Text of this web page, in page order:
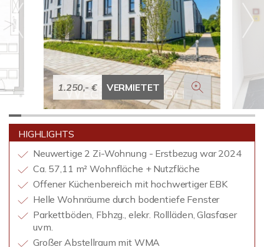
1.250,- € VERMIETET
HIGHLIGHTS
Neuwertige 2 Zi-Wohnung - Erstbezug war 2024
Ca. 57,11 m² Wohnfläche + Nutzfläche
Offener Küchenbereich mit hochwertiger EBK
Helle Wohnräume durch bodentiefe Fenster
Parkettböden, Fbhzg., elekr. Rollläden, Glasfaser
uvm.
Großer Abstellraum mit WMA